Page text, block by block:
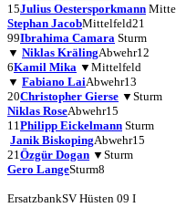
15Julius Oestersporkmann
Stephan JacobMittelfeld21
99Ibrahima Camara Sturm
▼ Niklas KrälingAbwehr12
6Kamil Mika ▼ Mittelfeld
▼ Fabiano LaiAbwehr13
20Christopher Gierse ▼ Sturm
Niklas RoseAbwehr15
11Philipp Eickelmann Sturm
Janik BiskopingAbwehr15
21Özgür Dogan ▼ Sturm
Gero LangeSturm8
ErsatzbankSV Hüsten 09 I